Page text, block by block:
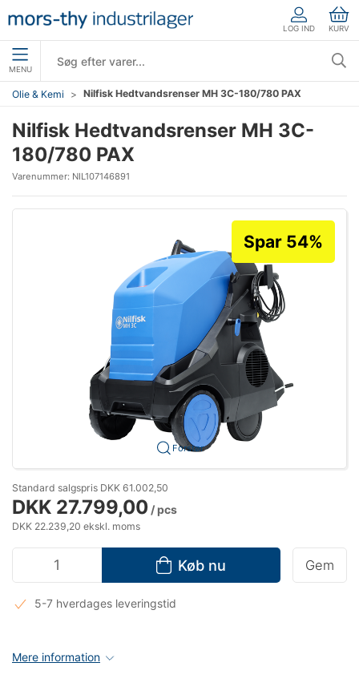
LOG IND KURV
MENU
Olie & Kemi Nilfisk Hedtvandsrenser MH 3C-180/780 PAX
Nilfisk Hedtvandsrenser MH 3C-
180/780 PAX
Varenummer: NIL107146891
Forstør
Spar 54%
Standard salgspris DKK 61.002,50
DKK 27.799,00 / pcs
DKK 22.239,20 ekskl. moms
Køb nu Gem
5-7 hverdages leveringstid
Mere information